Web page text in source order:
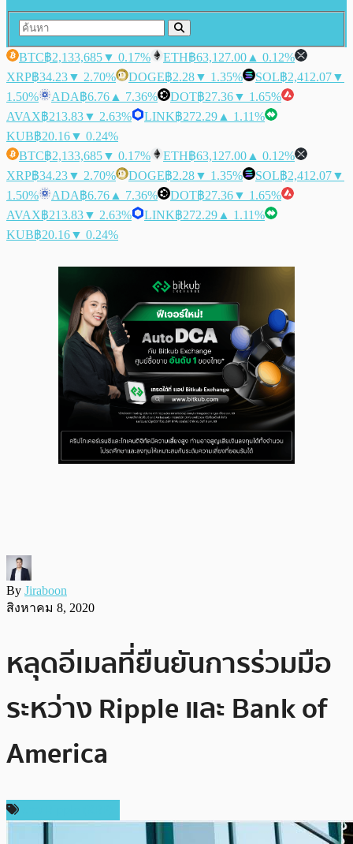
BTC฿2,133,685▼ 0.17% ETH฿63,127.00 ▲ 0.12%
XRP฿34.23▼ 2.70% DOGE฿2.28▼ 1.35% SOL฿2,412.07▼
1.50%
ADA฿6.76 ▲ 7.36% DOT฿27.36▼ 1.65%
AVAX฿213.83▼ 2.63% LINK฿272.29 ▲ 1.11%
KUB฿20.16▼ 0.24%
BTC฿2,133,685▼ 0.17% ETH฿63,127.00 ▲ 0.12%
XRP฿34.23▼ 2.70% DOGE฿2.28▼ 1.35% SOL฿2,412.07▼
1.50%
ADA฿6.76 ▲ 7.36% DOT฿27.36▼ 1.65%
AVAX฿213.83▼ 2.63% LINK฿272.29 ▲ 1.11%
KUB฿20.16▼ 0.24%
By Jiraboon
สิงหาคม 8, 2020
หลุดอีเมลที่ยืนยันการร่วมมือ
ระหว่าง Ripple และ Bank of
America